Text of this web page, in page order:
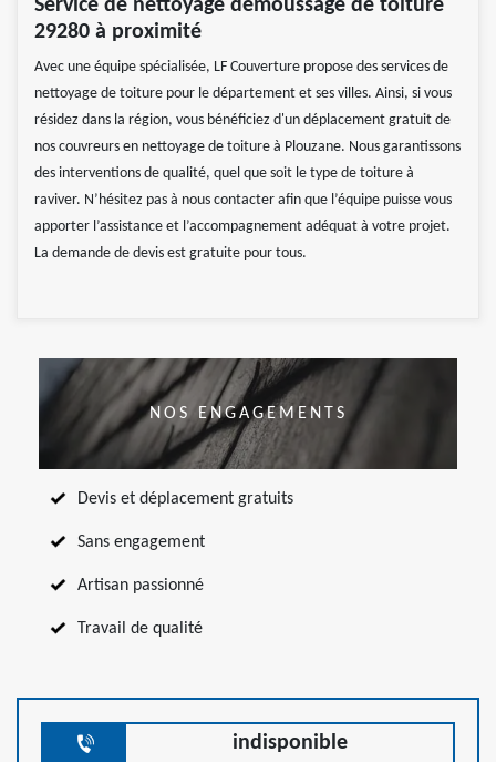
Service de nettoyage démoussage de toiture
29280 à proximité
Avec une équipe spécialisée, LF Couverture propose des services de
nettoyage de toiture pour le département et ses villes. Ainsi, si vous
résidez dans la région, vous bénéficiez d'un déplacement gratuit de
nos couvreurs en nettoyage de toiture à Plouzane. Nous garantissons
des interventions de qualité, quel que soit le type de toiture à
raviver. N’hésitez pas à nous contacter afin que l’équipe puisse vous
apporter l’assistance et l’accompagnement adéquat à votre projet.
La demande de devis est gratuite pour tous.
NOS ENGAGEMENTS
Devis et déplacement gratuits
Sans engagement
Artisan passionné
Travail de qualité
indisponible